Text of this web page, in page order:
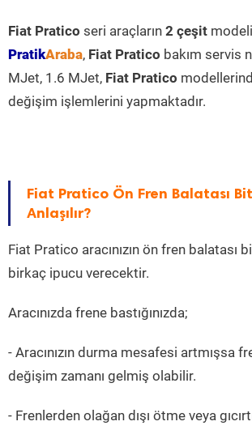
Fiat Pratico seri araçların 2 çeşit
PratikAraba, Fiat Pratico bakım servis
MJet, 1.6 MJet, Fiat Pratico
değişim işlemlerini yapmaktadır.
Fiat Pratico Ön Fren Balatası
Anlaşılır?
Fiat Pratico aracınızın ön fren balatası
birkaç ipucu verecektir.
Aracınızda frene bastığınızda;
- Aracınızın durma mesafesi artmışsa
değişim zamanı gelmiş olabilir.
- Frenlerden olağan dışı ötme veya